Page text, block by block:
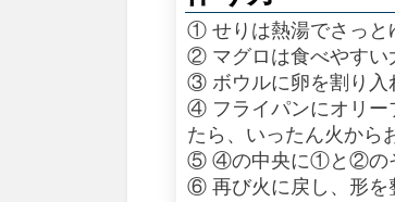
① せりは熱湯でさっと
② マグロは食べやすい
③ ボウルに卵を割り入
④ フライパンにオリー
たら、いったん火から
⑤ ④の中央に①と②のそ
⑥ 再び火に戻し、形を